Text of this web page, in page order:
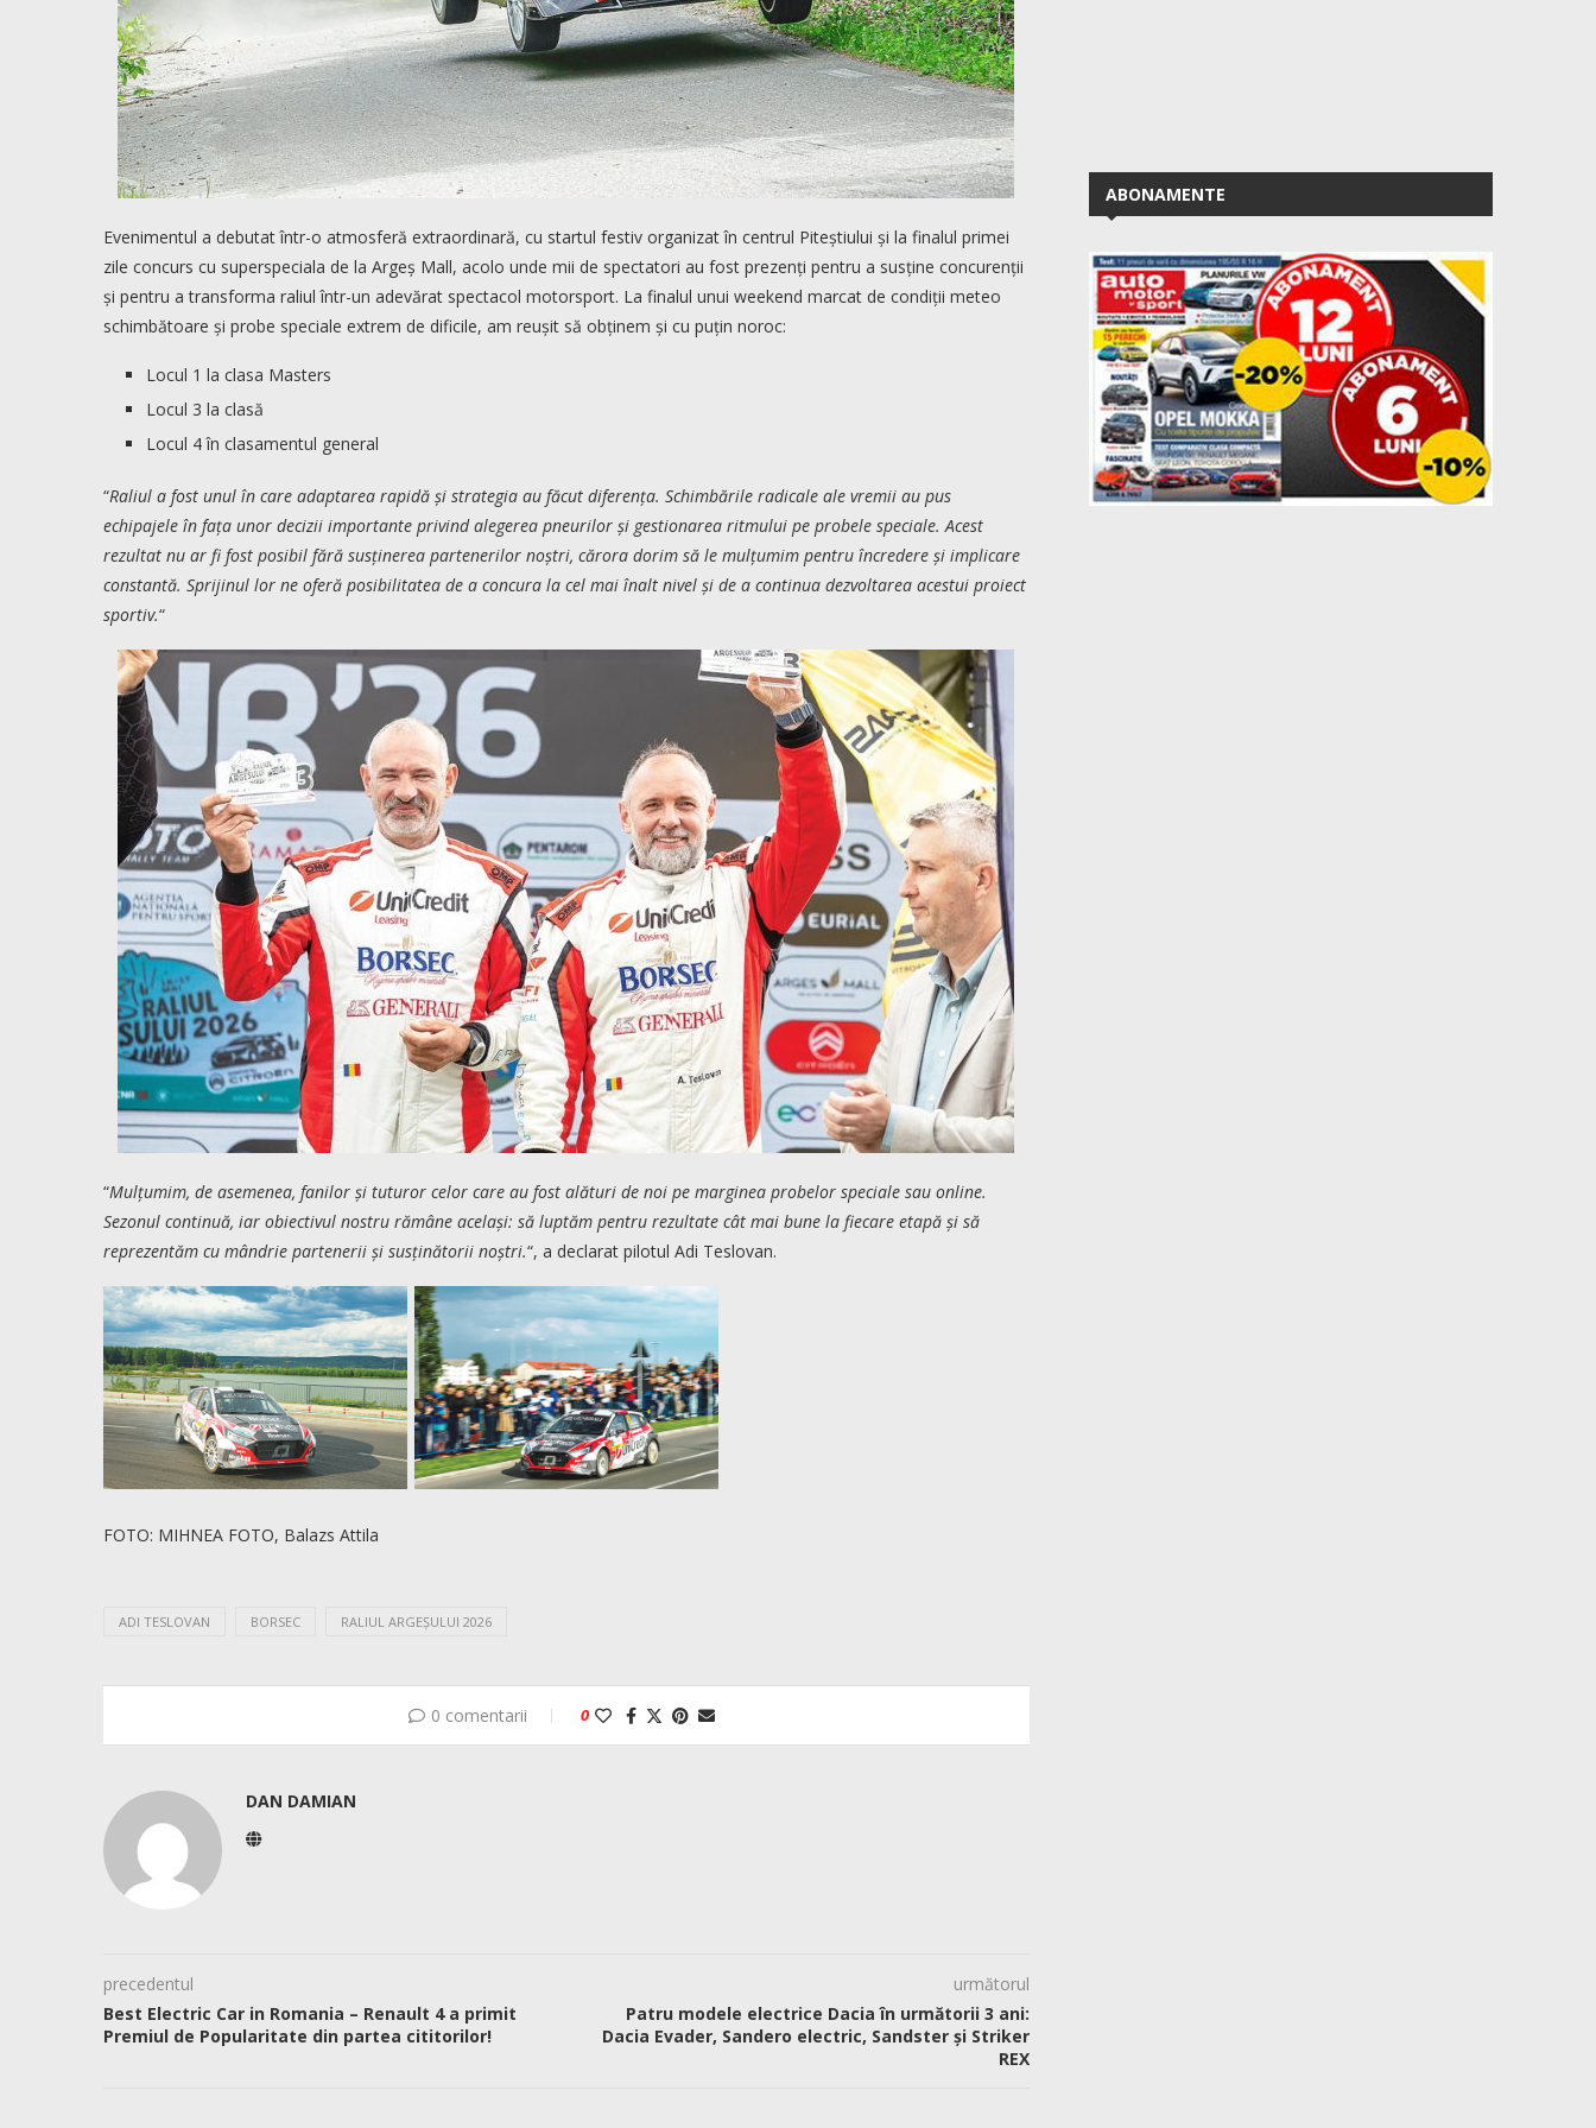
Evenimentul a debutat într-o atmosferă extraordinară, cu startul festiv organizat în centrul Piteștiului și la finalul primei
zile concurs cu superspeciala de la Argeș Mall, acolo unde mii de spectatori au fost prezenți pentru a susține concurenții
și pentru a transforma raliul într-un adevărat spectacol motorsport. La finalul unui weekend marcat de condiții meteo
schimbătoare și probe speciale extrem de dificile, am reușit să obținem și cu puțin noroc:
Locul 1 la clasa Masters
Locul 3 la clasă
Locul 4 în clasamentul general
“Raliul a fost unul în care adaptarea rapidă și strategia au făcut diferența. Schimbările radicale ale vremii au pus
echipajele în fața unor decizii importante privind alegerea pneurilor și gestionarea ritmului pe probele speciale. Acest
rezultat nu ar fi fost posibil fără susținerea partenerilor noștri, cărora dorim să le mulțumim pentru încredere și implicare
constantă. Sprijinul lor ne oferă posibilitatea de a concura la cel mai înalt nivel și de a continua dezvoltarea acestui proiect
sportiv.“
“Mulțumim, de asemenea, fanilor și tuturor celor care au fost alături de noi pe marginea probelor speciale sau online.
Sezonul continuă, iar obiectivul nostru rămâne același: să luptăm pentru rezultate cât mai bune la fiecare etapă și să
reprezentăm cu mândrie partenerii și susținătorii noștri.“, a declarat pilotul Adi Teslovan.
FOTO: MIHNEA FOTO, Balazs Attila
ADI TESLOVAN BORSEC RALIUL ARGEȘULUI 2026
0 comentarii 0
DAN DAMIAN
precedentul
Best Electric Car in Romania – Renault 4 a primit
Premiul de Popularitate din partea cititorilor!
următorul
Patru modele electrice Dacia în următorii 3 ani:
Dacia Evader, Sandero electric, Sandster și Striker
REX
ABONAMENTE